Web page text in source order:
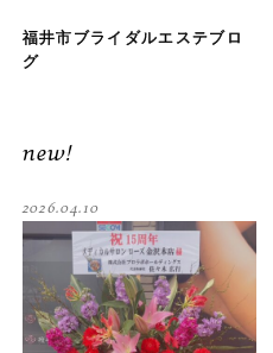
福井市ブライダルエステブロ
グ
new!
2026.04.10